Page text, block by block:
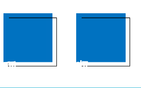
種 年収